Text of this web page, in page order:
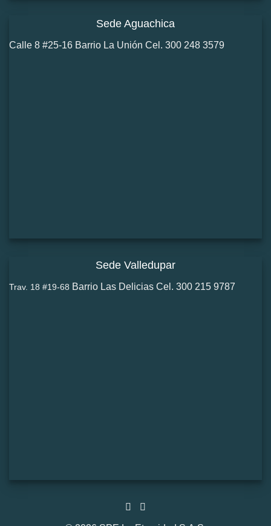
Sede Aguachica
Calle 8 #25-16 Barrio La Unión Cel. 300 248 3579
Sede Valledupar
Trav. 18 #19-68 Barrio Las Delicias Cel. 300 215 9787